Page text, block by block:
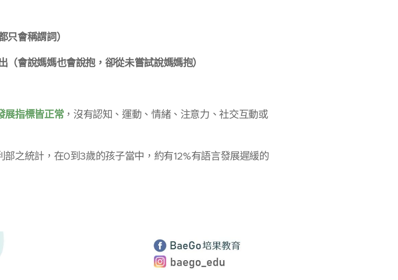
只會稱謂詞）
（會說媽媽也會說抱，卻從未嘗試說媽媽抱）
展指標皆正常，沒有認知、運動、情緒、注意力、社交互動或
之統計，在0到3歲的孩子當中，約有12%有語言發展遲緩的